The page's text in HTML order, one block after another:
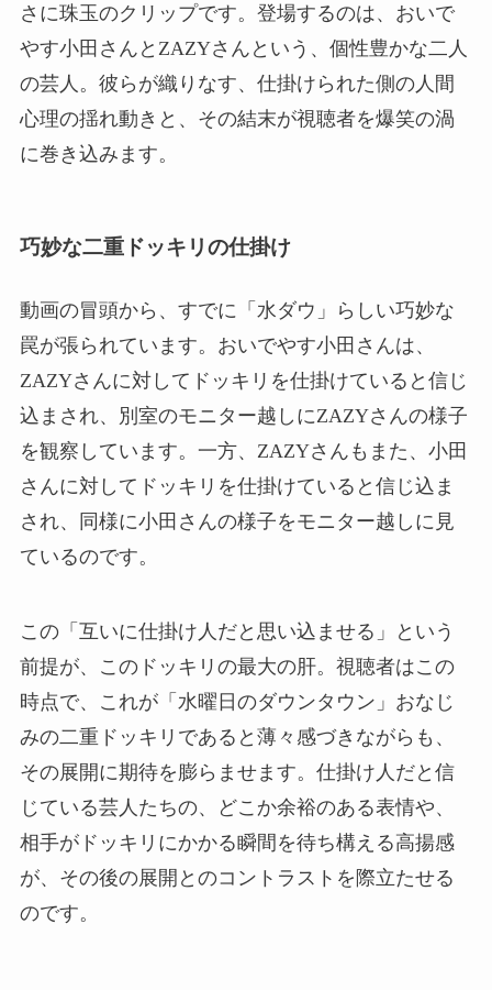
さに珠玉のクリップです。登場するのは、おいで
やす小田さんとZAZYさんという、個性豊かな二人
の芸人。彼らが織りなす、仕掛けられた側の人間
心理の揺れ動きと、その結末が視聴者を爆笑の渦
に巻き込みます。
巧妙な二重ドッキリの仕掛け
動画の冒頭から、すでに「水ダウ」らしい巧妙な
罠が張られています。おいでやす小田さんは、
ZAZYさんに対してドッキリを仕掛けていると信じ
込まされ、別室のモニター越しにZAZYさんの様子
を観察しています。一方、ZAZYさんもまた、小田
さんに対してドッキリを仕掛けていると信じ込ま
され、同様に小田さんの様子をモニター越しに見
ているのです。
この「互いに仕掛け人だと思い込ませる」という
前提が、このドッキリの最大の肝。視聴者はこの
時点で、これが「水曜日のダウンタウン」おなじ
みの二重ドッキリであると薄々感づきながらも、
その展開に期待を膨らませます。仕掛け人だと信
じている芸人たちの、どこか余裕のある表情や、
相手がドッキリにかかる瞬間を待ち構える高揚感
が、その後の展開とのコントラストを際立たせる
のです。